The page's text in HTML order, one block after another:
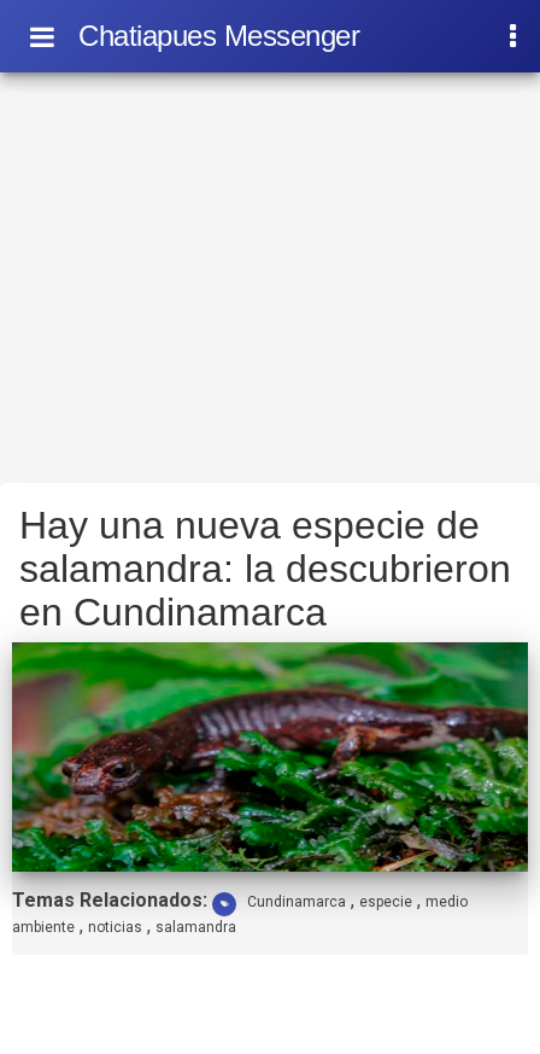
Chatiapues Messenger
Hay una nueva especie de
salamandra: la descubrieron
en Cundinamarca
Temas Relacionados: Etiquetas:
Cundinamarca , especie , medio
ambiente , noticias , salamandra